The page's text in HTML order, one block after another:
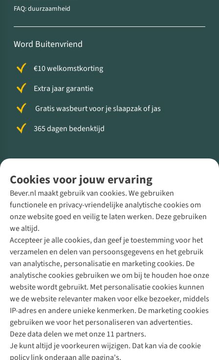
Cookies voor jouw ervaring
Bever.nl maakt gebruik van cookies. We gebruiken
functionele en privacy-vriendelijke analytische cookies om
onze website goed en veilig te laten werken. Deze gebruiken
we altijd.
Accepteer je alle cookies, dan geef je toestemming voor het
verzamelen en delen van persoonsgegevens en het gebruik
van analytische, personalisatie en marketing cookies. De
analytische cookies gebruiken we om bij te houden hoe onze
website wordt gebruikt. Met personalisatie cookies kunnen
we de website relevanter maken voor elke bezoeker, middels
IP-adres en andere unieke kenmerken. De marketing cookies
gebruiken we voor het personaliseren van advertenties.
Deze data delen we met onze 11 partners.
Je kunt altijd je voorkeuren wijzigen. Dat kan via de cookie
policy link onderaan alle pagina's.
FAQ: duurzaamheid
Word Buitenvriend
€10 welkomstkorting
Extra jaar garantie
Gratis wasbeurt voor je slaapzak of jas
365 dagen bedenktijd
Direct advies van een Buitenexpert
+31 (0)85 888 50 88
+31 6 12 28 49 80
Contactformulier